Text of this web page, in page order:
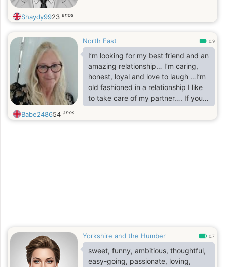
Shaydy9923 anos
North East 0.9
I’m looking for my best friend and an
amazing relationship… I’m caring,
honest, loyal and love to laugh …I’m
old fashioned in a relationship I like
to take care of my partner…. If you
want to know more please message
me x
Babe248654 anos
Yorkshire and the Humber 0.7
sweet, funny, ambitious, thoughtful,
easy-going, passionate, loving,